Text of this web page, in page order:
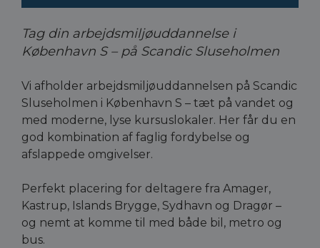
Tag din arbejdsmiljøuddannelse i
København S – på Scandic Sluseholmen
Vi afholder arbejdsmiljøuddannelsen på Scandic
Sluseholmen i København S – tæt på vandet og
med moderne, lyse kursuslokaler. Her får du en
god kombination af faglig fordybelse og
afslappede omgivelser.
Perfekt placering for deltagere fra Amager,
Kastrup, Islands Brygge, Sydhavn og Dragør –
og nemt at komme til med både bil, metro og
bus.